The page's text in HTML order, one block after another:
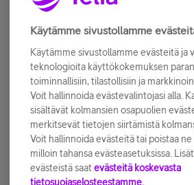
Tilaa Telian uutiskirje ja olet
sähköpostiisi.
Tilaa nyt
Käytämme sivustollamme
Käytämme sivustollamme evästeitä ja
teknologioita käyttökokemuksen
toiminnallisiin, tilastollisiin ja
Voit hallinnoida evästevalintojasi alla.
sisältävät kolmansien osapuolien
merkitsevät tietojen siirtämistä
Voit hallinnoida evästeitä tai poistaa
milloin tahansa evästeasetuksissa.
evästeistä saat evästeitä koskevasta
tietosuojaselosteestamme.